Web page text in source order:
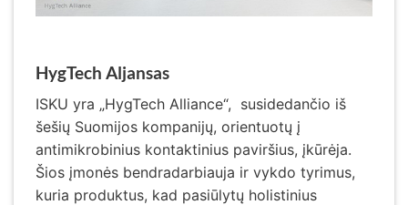
HygTech Aljansas
ISKU yra „HygTech Alliance“, susidedančio iš
šešių Suomijos kompanijų, orientuotų į
antimikrobinius kontaktinius paviršius, įkūrėja.
Šios įmonės bendradarbiauja ir vykdo tyrimus,
kuria produktus, kad pasiūlytų holistinius